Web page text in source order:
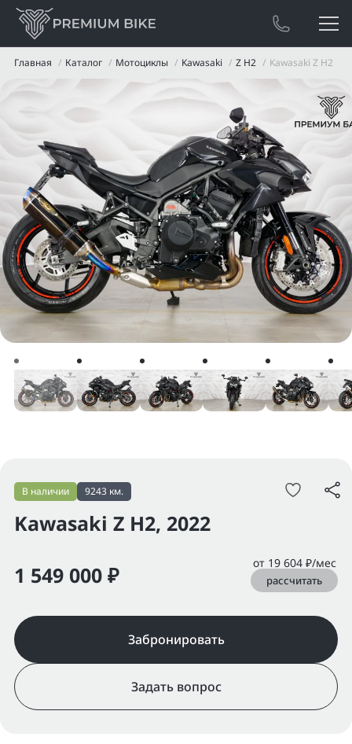
Главная Каталог Мотоциклы Kawasaki Z H2 Kawasaki Z H2
Kawasaki Z H2, 2022
В наличии 9243 км.
1 549 000 ₽ от 19 604 ₽/мес
рассчитать
Забронировать
Задать вопрос